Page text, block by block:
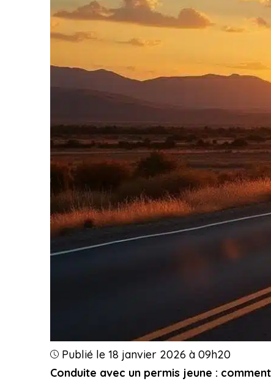
Conduite avec un permis jeune :
Publié le 18 janvier 2026 à 09h20